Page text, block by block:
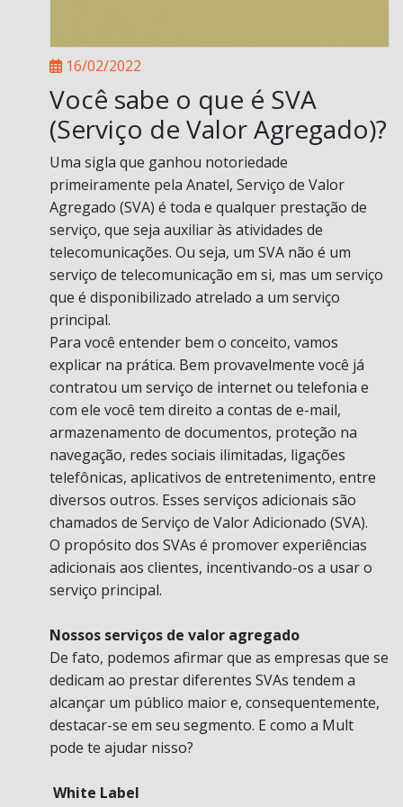
16/02/2022
Você sabe o que é SVA
(Serviço de Valor Agregado)?
Uma sigla que ganhou notoriedade
primeiramente pela Anatel, Serviço de Valor
Agregado (SVA) é toda e qualquer prestação de
serviço, que seja auxiliar às atividades de
telecomunicações. Ou seja, um SVA não é um
serviço de telecomunicação em si, mas um serviço
que é disponibilizado atrelado a um serviço
principal.
Para você entender bem o conceito, vamos
explicar na prática. Bem provavelmente você já
contratou um serviço de internet ou telefonia e
com ele você tem direito a contas de e-mail,
armazenamento de documentos, proteção na
navegação, redes sociais ilimitadas, ligações
telefônicas, aplicativos de entretenimento, entre
diversos outros. Esses serviços adicionais são
chamados de Serviço de Valor Adicionado (SVA).
O propósito dos SVAs é promover experiências
adicionais aos clientes, incentivando-os a usar o
serviço principal.
Nossos serviços de valor agregado
De fato, podemos afirmar que as empresas que se
dedicam ao prestar diferentes SVAs tendem a
alcançar um público maior e, consequentemente,
destacar-se em seu segmento. E como a Mult
pode te ajudar nisso?
White Label